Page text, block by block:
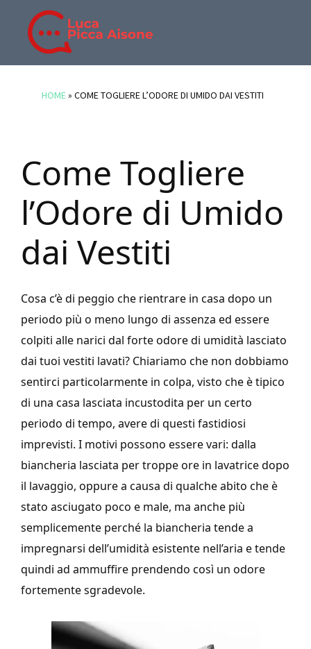
primary
BLOG
DI
LUCA
Blog
HOME» COME TOGLIERE L’ODORE DI UMIDO DAI VESTITI
Come Togliere
l’Odore di Umido
dai Vestiti
Cosa c’è di peggio che rientrare in casa dopo un
periodo più o meno lungo di assenza ed essere
colpiti alle narici dal forte odore di umidità lasciato
dai tuoi vestiti lavati? Chiariamo che non dobbiamo
sentirci particolarmente in colpa, visto che è tipico
di una casa lasciata incustodita per un certo
periodo di tempo, avere di questi fastidiosi
imprevisti. I motivi possono essere vari: dalla
biancheria lasciata per troppe ore in lavatrice dopo
il lavaggio, oppure a causa di qualche abito che è
stato asciugato poco e male, ma anche più
semplicemente perché la biancheria tende a
impregnarsi dell’umidità esistente nell’aria e tende
quindi ad ammuffire prendendo così un odore
fortemente sgradevole.